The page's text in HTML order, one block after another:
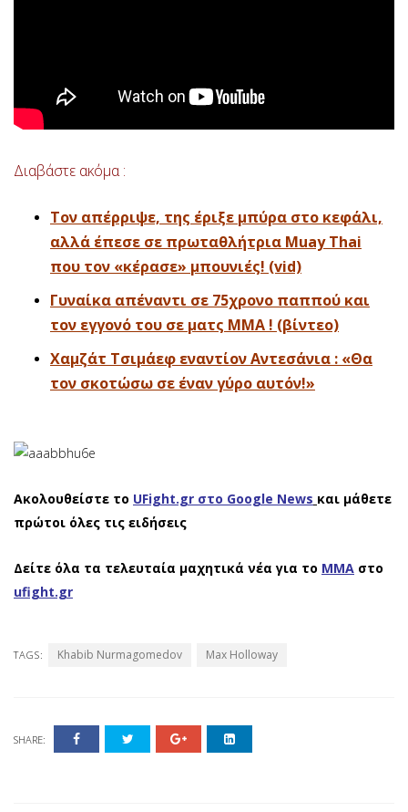
Διαβάστε ακόμα :
Τον απέρριψε, της έριξε μπύρα στο κεφάλι,
αλλά έπεσε σε πρωταθλήτρια Muay Thai
που τον «κέρασε» μπουνιές! (vid)
Γυναίκα απέναντι σε 75χρονο παππού και
τον εγγονό του σε ματς MMA ! (βίντεο)
Χαμζάτ Τσιμάεφ εναντίον Αντεσάνια : «Θα
τον σκοτώσω σε έναν γύρο αυτόν!»
Ακολουθείστε το UFight.gr στο Google News και μάθετε
πρώτοι όλες τις ειδήσεις
Δείτε όλα τα τελευταία μαχητικά νέα για το ΜΜΑ στο
ufight.gr
TAGS: Khabib Nurmagomedov Max Holloway
SHARE: